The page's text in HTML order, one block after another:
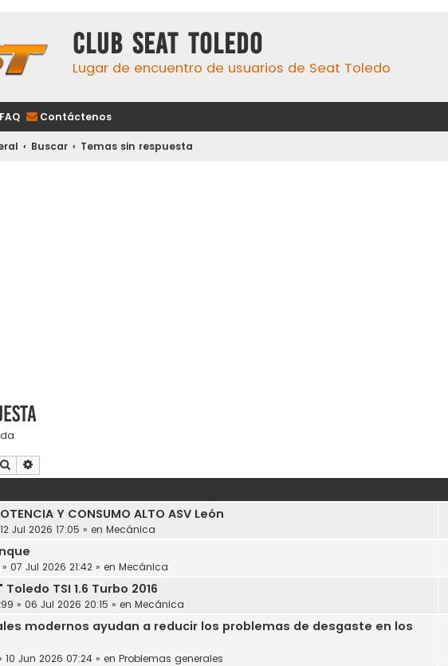
Club Seat Toledo
Lugar de encuentro de usuarios de Seat Toledo
FAQ Contáctenos
Buscar Temas sin respuesta
Buscar
Y CONSUMO ALTO ASV León
12 Jul 2026 17:05 » en Mecánica
» 07 Jul 2026 21:42 » en Mecánica
TSI 1.6 Turbo 2016
» 06 Jul 2026 20:15 » en Mecánica
modernos ayudan a reducir los problemas de desgaste en los
10 Jun 2026 07:24 » en Problemas generales